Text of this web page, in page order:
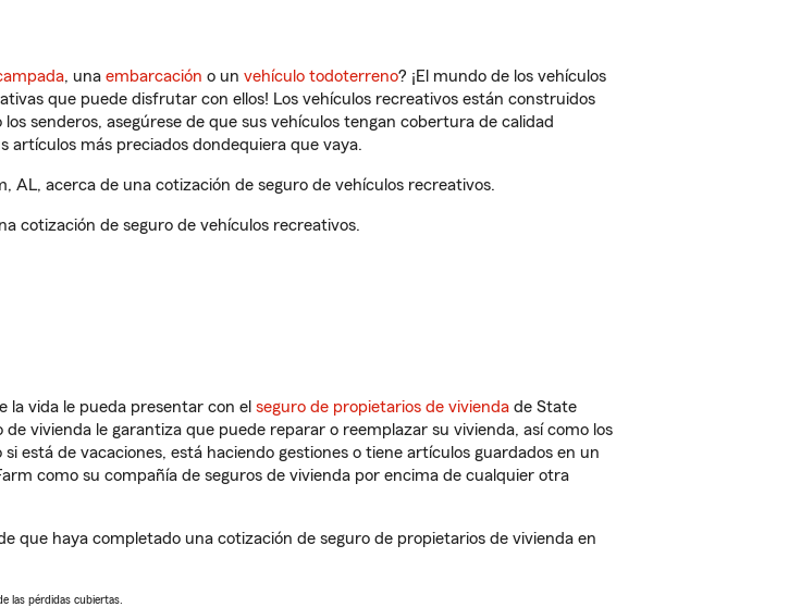
, una embarcación o un vehículo todoterreno? ¡El mundo de los vehículos
que puede disfrutar con ellos! Los vehículos recreativos están construidos
senderos, asegúrese de que sus vehículos tengan cobertura de calidad
artículos más preciados dondequiera que vaya.
AL, acerca de una cotización de seguro de vehículos recreativos.
cotización de seguro de vehículos recreativos.
la vida le pueda presentar con el seguro de propietarios de vivienda de State
de vivienda le garantiza que puede reparar o reemplazar su vivienda, así como los
está de vacaciones, está haciendo gestiones o tiene artículos guardados en un
como su compañía de seguros de vivienda por encima de cualquier otra
que haya completado una cotización de seguro de propietarios de vivienda en
las pérdidas cubiertas.